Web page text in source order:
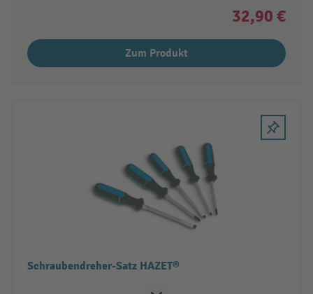
32,90 €
Zum Produkt
Schraubendreher-Satz HAZET®